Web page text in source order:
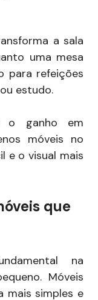
a sala
uma mesa
para refeições
estudo.
o ganho em
móveis no
e o visual mais
que
na
Móveis
mais simples e